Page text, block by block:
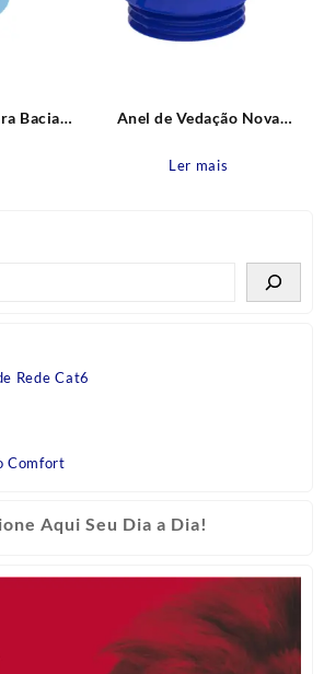
Rede Cat6
Comfort
Aqui Seu Dia a Dia!
Bacia
Anel de Vedação Nova
Censi
Ler mais